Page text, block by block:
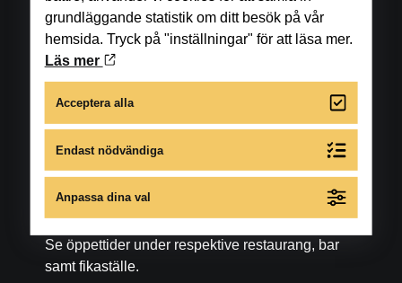
Öppettider
Butiker
Måndag-fredag: 10.00-18.00
Matställen
Se öppettider under respektive restaurang, bar
samt fikaställe.
grundläggande statistik om ditt besök på vår
hemsida. Tryck på "inställningar" för att läsa mer.
Läs mer
Acceptera alla
Endast nödvändiga
Anpassa dina val